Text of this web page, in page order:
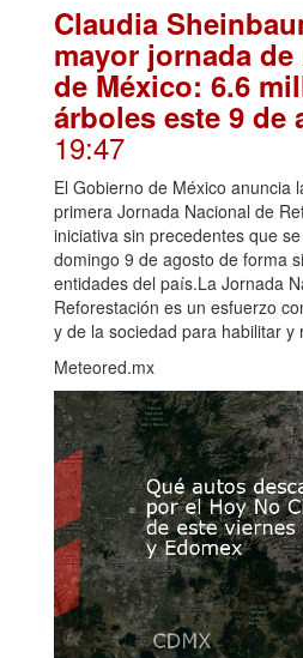
Claudia
mayor jornada
de México: 6.6
árboles este 9 de
19:47
El Gobierno de México anuncia
primera Jornada Nacional de
iniciativa sin precedentes que
domingo 9 de agosto de forma
entidades del país.La Jornada
Reforestación es un esfuerzo
y de la sociedad para habilitar y
Meteored.mx